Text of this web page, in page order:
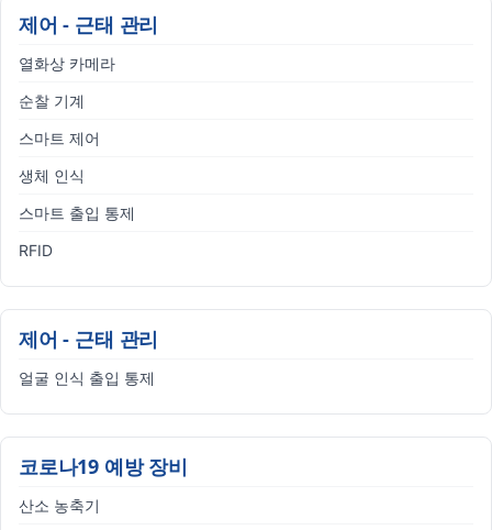
제어 - 근태 관리
열화상 카메라
순찰 기계
스마트 제어
생체 인식
스마트 출입 통제
RFID
제어 - 근태 관리
얼굴 인식 출입 통제
코로나19 예방 장비
산소 농축기